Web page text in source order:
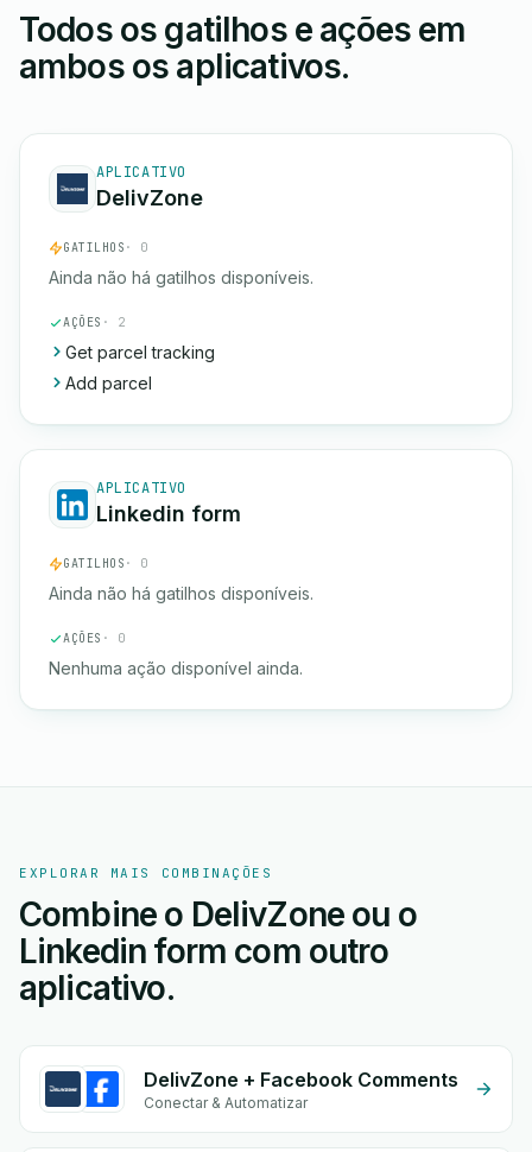
Todos os gatilhos e ações em
ambos os aplicativos.
APLICATIVO
DelivZone
GATILHOS · 0
Ainda não há gatilhos disponíveis.
AÇÕES · 2
Get parcel tracking
Add parcel
APLICATIVO
Linkedin form
GATILHOS · 0
Ainda não há gatilhos disponíveis.
AÇÕES · 0
Nenhuma ação disponível ainda.
EXPLORAR MAIS COMBINAÇÕES
Combine o DelivZone ou o
Linkedin form com outro
aplicativo.
DelivZone + Facebook Comments
Conectar & Automatizar